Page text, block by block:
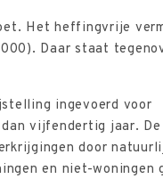
Het heffingvrije
Daar staat
ingevoerd voor
vijfendertig jaar. De
door
en niet-woningen